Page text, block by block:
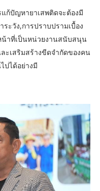
ก้ปัญหายาเสพติดจะต้องมี
ระวัง,​การปราบปรามเบื้อง
าที่เป็นหน่วยงานสนับสนุน
ะเสริมสร้างขีดจำกัดของคน
ปได้อย่างมี